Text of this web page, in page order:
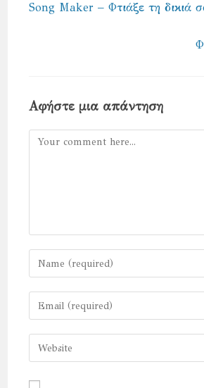
articles
Song Maker – Φτιάξε τη δικιά
Αφήστε μια απάντηση
Comment
Enter
your
name
or
comment
Enter
your
email
address
Enter
your